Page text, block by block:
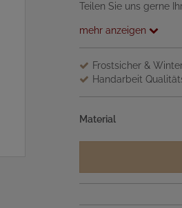
Teilen Sie uns gerne
mehr anzeigen
Frostsicher &
Handarbeit
Material